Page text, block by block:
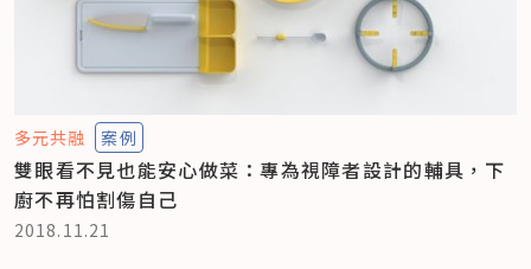
多元共融 案例
雙眼看不見也能安心做菜：專為視障者設計的輔具，下
廚不再怕割傷自己
2018.11.21